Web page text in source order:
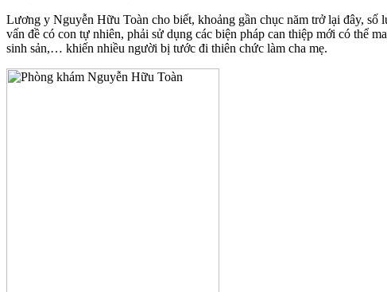
Lương y Nguyễn Hữu Toàn cho biết, khoảng gần chục năm trở lại đây,
vấn đề có con tự nhiên, phải sử dụng các biện pháp can thiệp mới có thể
sinh sản,… khiến nhiều người bị tước đi thiên chức làm cha mẹ.